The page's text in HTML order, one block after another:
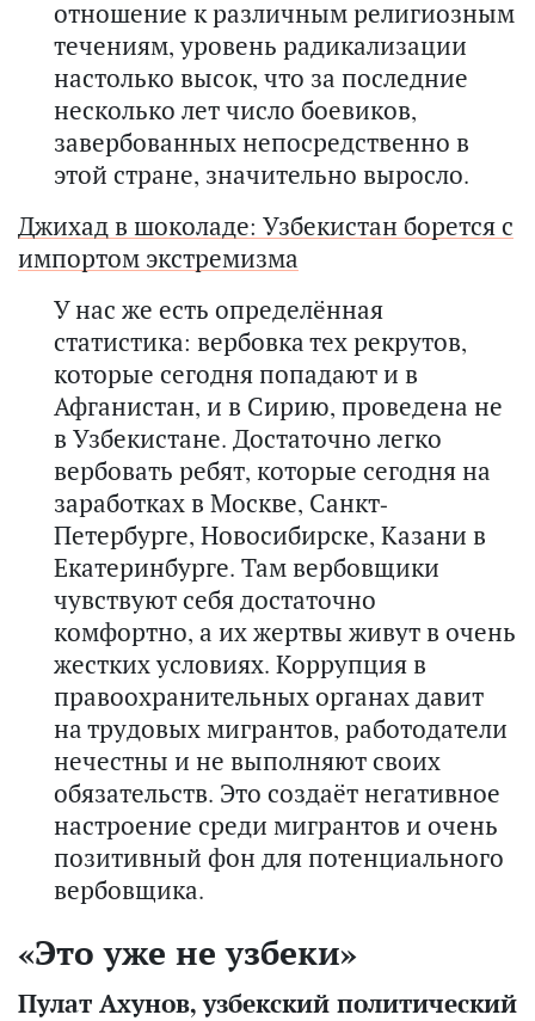
отношение к различным религиозным
течениям, уровень радикализации
настолько высок, что за последние
несколько лет число боевиков,
завербованных непосредственно в
этой стране, значительно выросло.
Джихад в шоколаде: Узбекистан борется с
импортом экстремизма
У нас же есть определённая
статистика: вербовка тех рекрутов,
которые сегодня попадают и в
Афганистан, и в Сирию, проведена не
в Узбекистане. Достаточно легко
вербовать ребят, которые сегодня на
заработках в Москве, Санкт-
Петербурге, Новосибирске, Казани в
Екатеринбурге. Там вербовщики
чувствуют себя достаточно
комфортно, а их жертвы живут в очень
жестких условиях. Коррупция в
правоохранительных органах давит
на трудовых мигрантов, работодатели
нечестны и не выполняют своих
обязательств. Это создаёт негативное
настроение среди мигрантов и очень
позитивный фон для потенциального
вербовщика.
«Это уже не узбеки»
Пулат Ахунов, узбекский политический